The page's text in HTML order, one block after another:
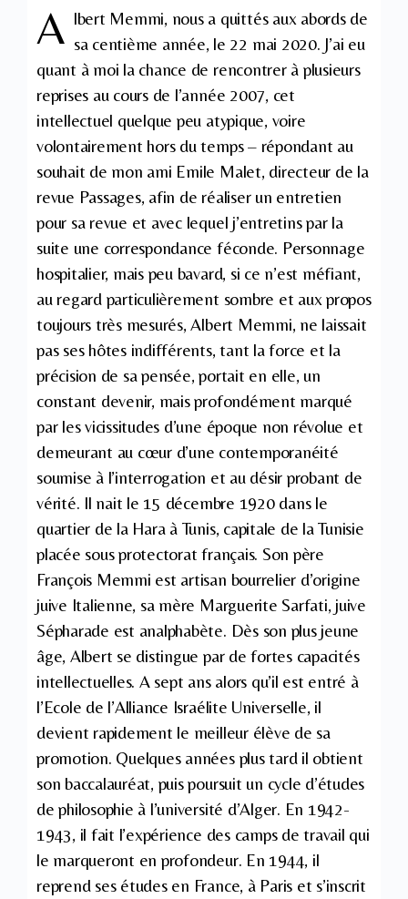
A lbert Memmi, nous a quittés aux abords de
sa centième année, le 22 mai 2020. J’ai eu
quant à moi la chance de rencontrer à plusieurs
reprises au cours de l’année 2007, cet
intellectuel quelque peu atypique, voire
volontairement hors du temps – répondant au
souhait de mon ami Emile Malet, directeur de la
revue Passages, afin de réaliser un entretien
pour sa revue et avec lequel j’entretins par la
suite une correspondance féconde. Personnage
hospitalier, mais peu bavard, si ce n’est méfiant,
au regard particulièrement sombre et aux propos
toujours très mesurés, Albert Memmi, ne laissait
pas ses hôtes indifférents, tant la force et la
précision de sa pensée, portait en elle, un
constant devenir, mais profondément marqué
par les vicissitudes d’une époque non révolue et
demeurant au cœur d’une contemporanéité
soumise à l’interrogation et au désir probant de
vérité. Il nait le 15 décembre 1920 dans le
quartier de la Hara à Tunis, capitale de la Tunisie
placée sous protectorat français. Son père
François Memmi est artisan bourrelier d’origine
juive Italienne, sa mère Marguerite Sarfati, juive
Sépharade est analphabète. Dès son plus jeune
âge, Albert se distingue par de fortes capacités
intellectuelles. A sept ans alors qu’il est entré à
l’Ecole de l’Alliance Israélite Universelle, il
devient rapidement le meilleur élève de sa
promotion. Quelques années plus tard il obtient
son baccalauréat, puis poursuit un cycle d’études
de philosophie à l’université d’Alger. En 1942-
1943, il fait l’expérience des camps de travail qui
le marqueront en profondeur. En 1944, il
reprend ses études en France, à Paris et s’inscrit